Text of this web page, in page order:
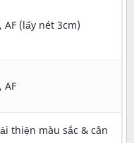
AF (lấy nét 3cm)
AF
thiện màu sắc & cân